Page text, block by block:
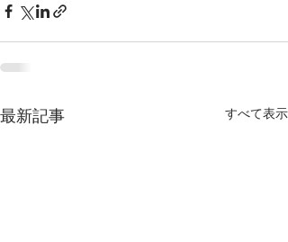
最新記事 すべて表示